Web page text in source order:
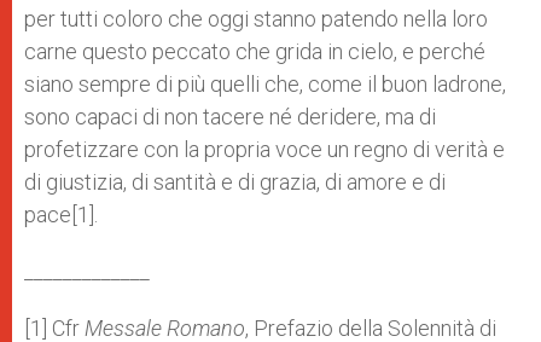
per tutti coloro che oggi stanno patendo nella loro
carne questo peccato che grida in cielo, e perché
siano sempre di più quelli che, come il buon ladrone,
sono capaci di non tacere né deridere, ma di
profetizzare con la propria voce un regno di verità e
di giustizia, di santità e di grazia, di amore e di
pace[1].
[1] Cfr Messale Romano, Prefazio della Solennità di